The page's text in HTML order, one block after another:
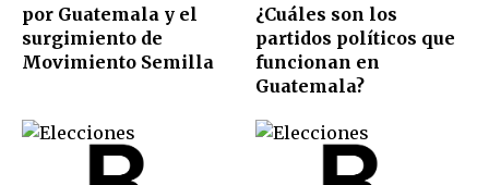
por Guatemala y el
surgimiento de
Movimiento Semilla
¿Cuáles son los
partidos políticos que
funcionan en
Guatemala?